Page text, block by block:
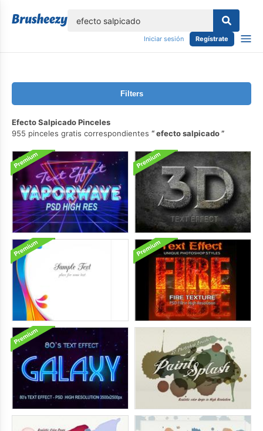
Iniciar sesión Regístrate
Filters
Efecto Salpicado Pinceles
955 pinceles gratis correspondientes
efecto salpicado